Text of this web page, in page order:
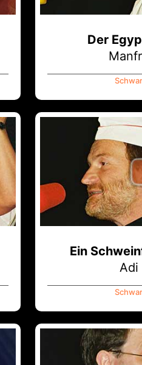
Der
Ein
Adi